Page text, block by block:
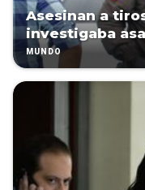
Asesinan a
investigaba
MUNDO